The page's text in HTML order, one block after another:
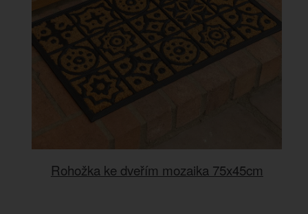
Rohožka ke dveřím mozaika 75x45cm